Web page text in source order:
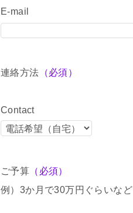
E-mail
連絡方法 （必須）
Contact
ご予算 （必須）
例）3か月で30万円ぐらいなど